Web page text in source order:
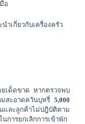
อ
ำเกี่ยวกับเครื่องครัว
เด็ดขาด หากตรวจพบ
มสะอาดควันบุหรี่ 5,000
และลูกค้าไม่ปฎิบัติตาม
การยกเลิกการเข้าพัก